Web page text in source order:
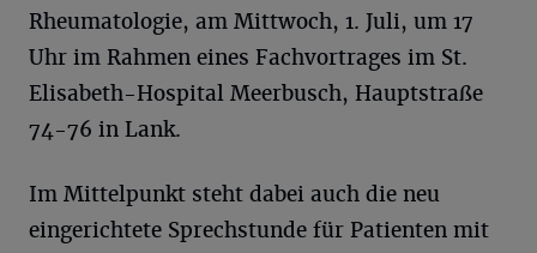
Rheumatologie, am Mittwoch, 1. Juli, um 17
Uhr im Rahmen eines Fachvortrages im St.
Elisabeth-Hospital Meerbusch, Hauptstraße
74-76 in Lank.
Im Mittelpunkt steht dabei auch die neu
eingerichtete Sprechstunde für Patienten mit